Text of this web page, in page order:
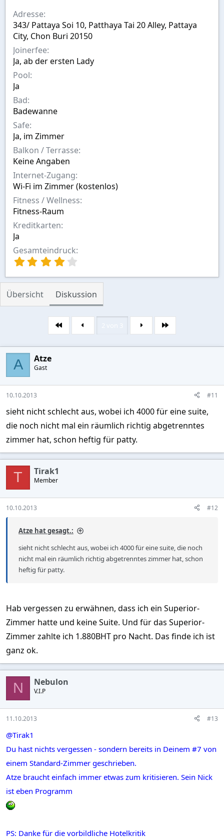
s
t
e
l
l
r
t
e
l
t
a
Adresse
343/ Pattaya Soi 10, Patthaya Tai 20 Alley, Pattaya
City, Chon Buri 20150
Joinerfee
Ja, ab der ersten Lady
Pool
Ja
Bad
Badewanne
Safe
Ja, im Zimmer
Balkon / Terrasse
Keine Angaben
Internet-Zugang
Wi-Fi im Zimmer (kostenlos)
Fitness / Wellness
Fitness-Raum
Kreditkarten
Ja
Gesamteindruck
0
0
S
t
e
r
n
(
Übersicht Diskussion
Erste Letzte
A Atze
Gast
10.10.2013 #11
sieht nicht schlecht aus, wobei ich 4000 für eine suite,
die noch nicht mal ein räumlich richtig abgetrenntes
zimmer hat, schon heftig für patty.
T Tirak1
Member
10.10.2013 #12
Atze hat gesagt.:
sieht nicht schlecht aus, wobei ich 4000 für eine suite, die noch
nicht mal ein räumlich richtig abgetrenntes zimmer hat, schon
heftig für patty.
Hab vergessen zu erwähnen, dass ich ein Superior-
Zimmer hatte und keine Suite. Und für das Superior-
Zimmer zahlte ich 1.880BHT pro Nacht. Das finde ich ist
ganz ok.
N Nebulon
V.I.P
11.10.2013 #13
@Tirak1
Du hast nichts vergessen - sondern bereits in Deinem #7 von
einem Standard-Zimmer geschrieben.
Atze braucht einfach immer etwas zum kritisieren. Sein Nick
ist eben Programm
PS: Danke für die vorbildliche Hotelkritik